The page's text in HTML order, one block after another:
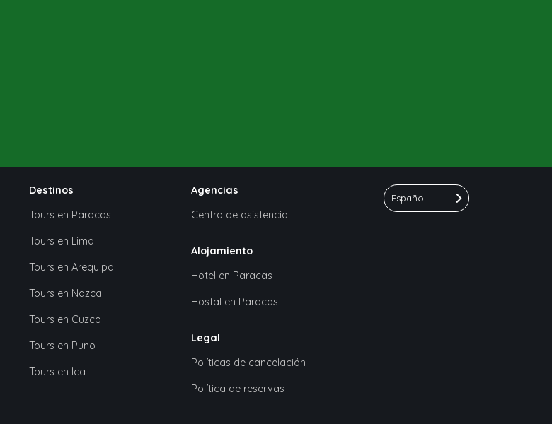
Destinos
Tours en Paracas
Tours en Lima
Tours en Arequipa
Tours en Nazca
Tours en Cuzco
Tours en Puno
Tours en Ica
Agencias
Centro de asistencia
Alojamiento
Hotel en Paracas
Hostal en Paracas
Legal
Políticas de cancelación
Política de reservas
Español